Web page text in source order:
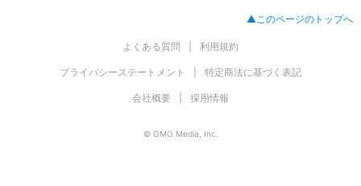
▲このページのトップへ
よくある質問 利用規約
プライバシーステートメント 特定商法に基づく表記
会社概要 採用情報
© GMO Media, Inc.